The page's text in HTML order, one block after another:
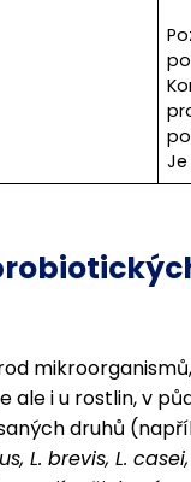
ale i u rostlin, v
druhů
L. brevis, L.